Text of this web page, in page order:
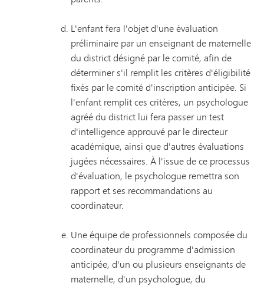
L'enfant fera l'objet d'une évaluation
préliminaire par un enseignant de maternelle
du district désigné par le comité, afin de
déterminer s'il remplit les critères d'éligibilité
fixés par le comité d'inscription anticipée. Si
l'enfant remplit ces critères, un psychologue
agréé du district lui fera passer un test
d'intelligence approuvé par le directeur
académique, ainsi que d'autres évaluations
jugées nécessaires. À l'issue de ce processus
d'évaluation, le psychologue remettra son
rapport et ses recommandations au
coordinateur.
Une équipe de professionnels composée du
coordinateur du programme d'admission
anticipée, d'un ou plusieurs enseignants de
maternelle, d'un psychologue, du